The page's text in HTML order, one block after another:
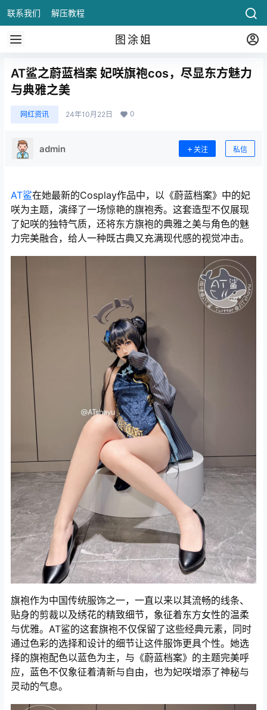
联系我们 解压教程
图涂姐
AT鲨之蔚蓝档案 妃咲旗袍cos，尽显东方魅力
与典雅之美
网红资讯 24年10月22日 0
admin 关注 私信
AT鲨在她最新的Cosplay作品中，以《蔚蓝档案》中的妃
咲为主题，演绎了一场惊艳的旗袍秀。这套造型不仅展现
了妃咲的独特气质，还将东方旗袍的典雅之美与角色的魅
力完美融合，给人一种既古典又充满现代感的视觉冲击。
旗袍作为中国传统服饰之一，一直以来以其流畅的线条、
贴身的剪裁以及绣花的精致细节，象征着东方女性的温柔
与优雅。AT鲨的这套旗袍不仅保留了这些经典元素，同时
通过色彩的选择和设计的细节让这件服饰更具个性。她选
择的旗袍配色以蓝色为主，与《蔚蓝档案》的主题完美呼
应，蓝色不仅象征着清新与自由，也为妃咲增添了神秘与
灵动的气息。